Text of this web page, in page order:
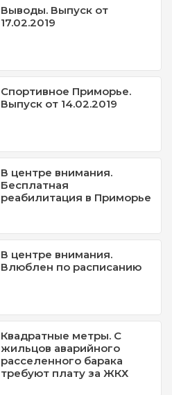
Выводы. Выпуск от
17.02.2019
Спортивное Приморье.
Выпуск от 14.02.2019
В центре внимания.
Бесплатная
реабилитация в Приморье
В центре внимания.
Влюблен по расписанию
Квадратные метры. С
жильцов аварийного
расселенного барака
требуют плату за ЖКХ